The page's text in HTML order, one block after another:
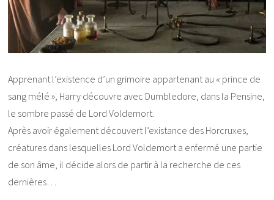
Apprenant l’existence d’un grimoire appartenant au « prince de
sang mélé », Harry découvre avec Dumbledore, dans la Pensine,
le sombre passé de Lord Voldemort.
Après avoir également découvert l’existance des Horcruxes,
créatures dans lesquelles Lord Voldemort a enfermé une partie
de son âme, il décide alors de partir à la recherche de ces
dernières…